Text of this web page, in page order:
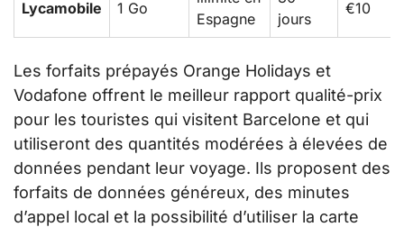
Lycamobile 1 Go
Espagne
jours
€10
Les forfaits prépayés Orange Holidays et
Vodafone offrent le meilleur rapport qualité-prix
pour les touristes qui visitent Barcelone et qui
utiliseront des quantités modérées à élevées de
données pendant leur voyage. Ils proposent des
forfaits de données généreux, des minutes
d’appel local et la possibilité d’utiliser la carte